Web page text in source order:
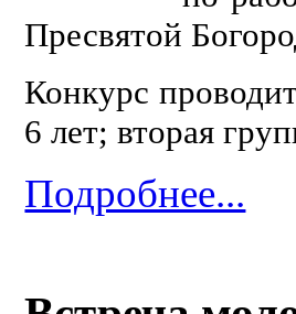
Пресвятой
Конкурс
6 лет; вторая
Подробнее...